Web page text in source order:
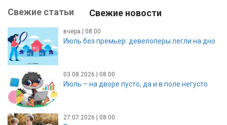
Свежие статьи Свежие новости
вчера | 08:00
Июль без премьер: девелоперы легли на дно
03.08.2026 | 08:00
Июль – на дворе пусто, да и в поле негусто
27.07.2026 | 08:00